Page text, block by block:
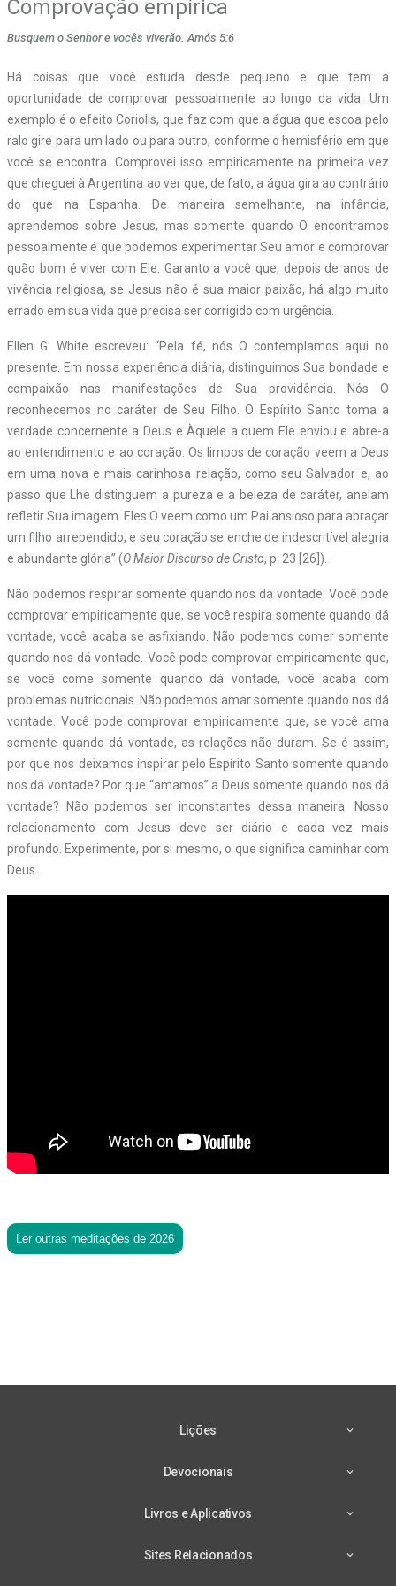
Comprovação empírica
Busquem o Senhor e vocês viverão. Amós 5:6
Há coisas que você estuda desde pequeno e que tem a
oportunidade de comprovar pessoalmente ao longo da vida. Um
exemplo é o efeito Coriolis, que faz com que a água que escoa pelo
ralo gire para um lado ou para outro, conforme o hemisfério em que
você se encontra. Comprovei isso empiricamente na primeira vez
que cheguei à Argentina ao ver que, de fato, a água gira ao contrário
do que na Espanha. De maneira semelhante, na infância,
aprendemos sobre Jesus, mas somente quando O encontramos
pessoalmente é que podemos experimentar Seu amor e comprovar
quão bom é viver com Ele. Garanto a você que, depois de anos de
vivência religiosa, se Jesus não é sua maior paixão, há algo muito
errado em sua vida que precisa ser corrigido com urgência.
Ellen G. White escreveu: “Pela fé, nós O contemplamos aqui no
presente. Em nossa experiência diária, distinguimos Sua bondade e
compaixão nas manifestações de Sua providência. Nós O
reconhecemos no caráter de Seu Filho. O Espírito Santo toma a
verdade concernente a Deus e Àquele a quem Ele enviou e abre-a
ao entendimento e ao coração. Os limpos de coração veem a Deus
em uma nova e mais carinhosa relação, como seu Salvador e, ao
passo que Lhe distinguem a pureza e a beleza de caráter, anelam
refletir Sua imagem. Eles O veem como um Pai ansioso para abraçar
um filho arrependido, e seu coração se enche de indescritível alegria
e abundante glória” (O Maior Discurso de Cristo, p. 23 [26]).
Não podemos respirar somente quando nos dá vontade. Você pode
comprovar empiricamente que, se você respira somente quando dá
vontade, você acaba se asfixiando. Não podemos comer somente
quando nos dá vontade. Você pode comprovar empiricamente que,
se você come somente quando dá vontade, você acaba com
problemas nutricionais. Não podemos amar somente quando nos dá
vontade. Você pode comprovar empiricamente que, se você ama
somente quando dá vontade, as relações não duram. Se é assim,
por que nos deixamos inspirar pelo Espírito Santo somente quando
nos dá vontade? Por que “amamos” a Deus somente quando nos dá
vontade? Não podemos ser inconstantes dessa maneira. Nosso
relacionamento com Jesus deve ser diário e cada vez mais
profundo. Experimente, por si mesmo, o que significa caminhar com
Deus.
Ler outras meditações de 2026
Lições
Devocionais
Livros e Aplicativos
Sites Relacionados